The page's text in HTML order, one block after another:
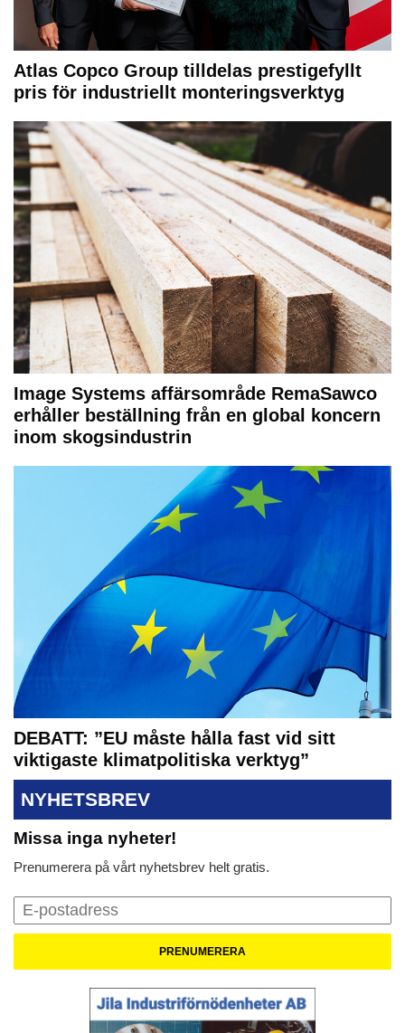
Atlas Copco Group tilldelas prestigefyllt
pris för industriellt monteringsverktyg
Image Systems affärsområde RemaSawco
erhåller beställning från en global koncern
inom skogsindustrin
DEBATT: ”EU måste hålla fast vid sitt
viktigaste klimatpolitiska verktyg”
NYHETSBREV
Missa inga nyheter!
Prenumerera på vårt nyhetsbrev helt gratis.